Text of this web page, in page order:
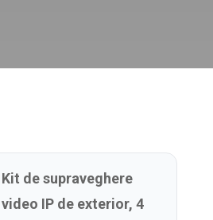
Kit de supraveghere
video IP de exterior, 4